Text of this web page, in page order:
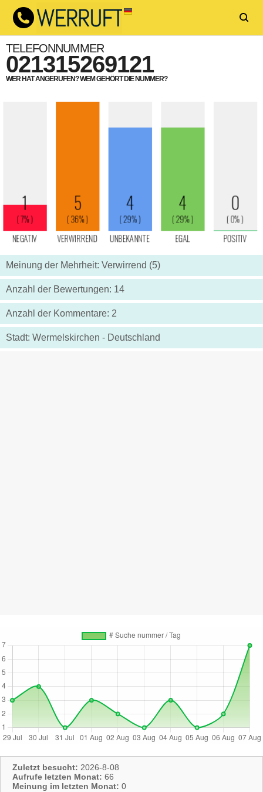
TELEFONNUMMER
021315269121
WER HAT ANGERUFEN? WEM GEHÖRT DIE NUMMER?
Meinung der Mehrheit: Verwirrend (5)
Anzahl der Bewertungen: 14
Anzahl der Kommentare: 2
Stadt: Wermelskirchen - Deutschland
Zuletzt besucht: 2026-8-08
Aufrufe letzten Monat: 66
Meinung im letzten Monat: 0